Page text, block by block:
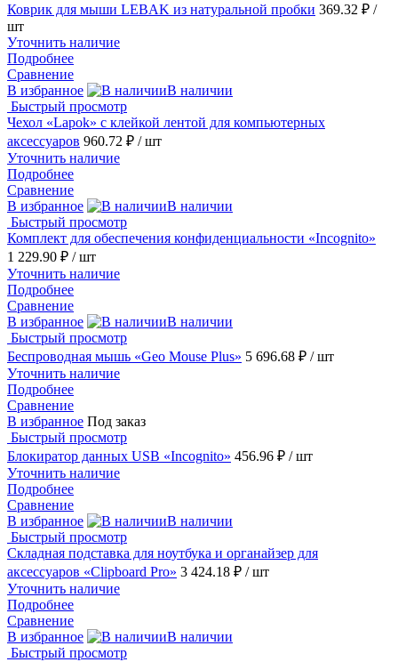
Коврик для мыши LEBAK из натуральной пробки 369.32 ₽ /
шт
Уточнить наличие
Подробнее
Сравнение
В избранное
В наличии
Быстрый просмотр
Чехол «Lapok» с клейкой лентой для компьютерных
аксессуаров 960.72 ₽ / шт
Уточнить наличие
Подробнее
Сравнение
В избранное
В наличии
Быстрый просмотр
Комплект для обеспечения конфиденциальности «Incognito»
1 229.90 ₽ / шт
Уточнить наличие
Подробнее
Сравнение
В избранное
В наличии
Быстрый просмотр
Беспроводная мышь «Geo Mouse Plus» 5 696.68 ₽ / шт
Уточнить наличие
Подробнее
Сравнение
В избранное Под заказ
Быстрый просмотр
Блокиратор данных USB «Incognito» 456.96 ₽ / шт
Уточнить наличие
Подробнее
Сравнение
В избранное
В наличии
Быстрый просмотр
Складная подставка для ноутбука и органайзер для
аксессуаров «Clipboard Pro» 3 424.18 ₽ / шт
Уточнить наличие
Подробнее
Сравнение
В избранное
В наличии
Быстрый просмотр